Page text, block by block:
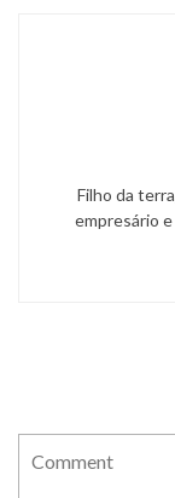
Filho da
empresário